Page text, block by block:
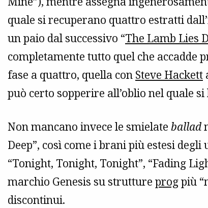
quale si recuperano quattro estratti
un paio dal successivo “The Lamb Lies
completamente tutto quel che accadde
fase a quattro, quella con Steve Hackett
può certo sopperire all’oblio nel quale
Non mancano invece le smielate ballad
Deep”, così come i brani più estesi
“Tonight, Tonight, Tonight”, “Fading
marchio Genesis su strutture progpiù
discontinui.